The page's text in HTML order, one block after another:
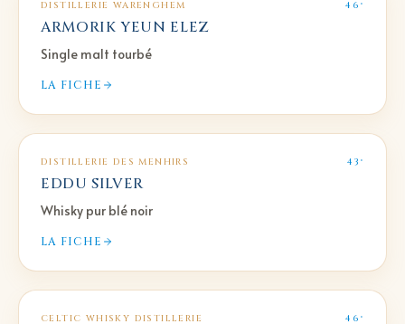
DISTILLERIE WARENGHEM 46°
ARMORIK YEUN ELEZ
Single malt tourbé
LA FICHE
DISTILLERIE DES MENHIRS 43°
EDDU SILVER
Whisky pur blé noir
LA FICHE
CELTIC WHISKY DISTILLERIE 46°